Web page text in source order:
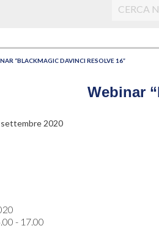
“BLACKMAGIC DAVINCI RESOLVE 16”
Webinar
2020
- 17.00